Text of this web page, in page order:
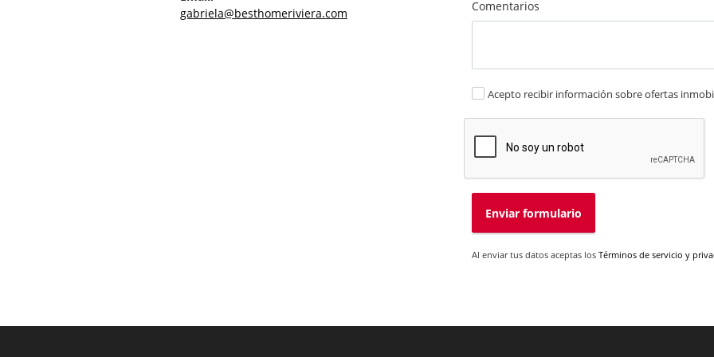
gabriela@besthomeriviera.com
Comentarios
Acepto recibir información sobre ofertas
Enviar formulario
Al enviar tus datos aceptas los Términos de servicio y